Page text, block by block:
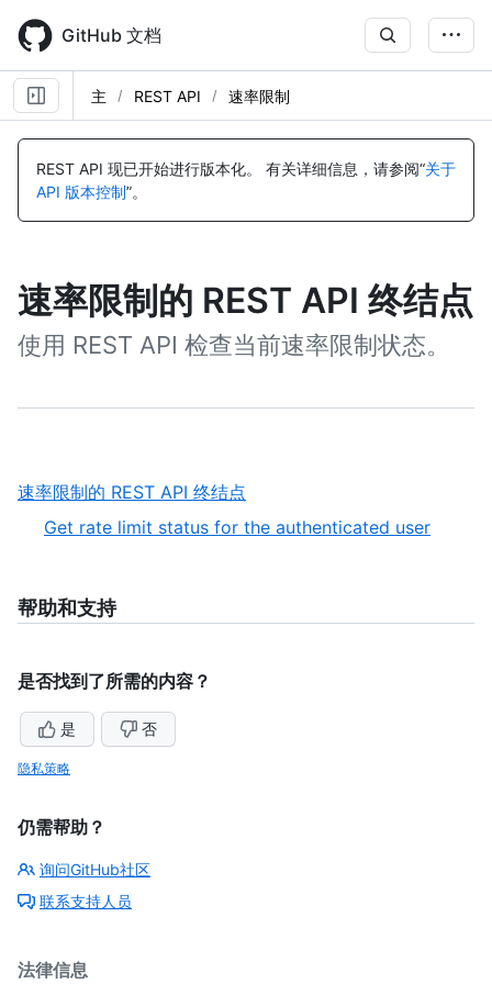
main
content
GitHub 文档
主 REST API 速率限制
REST API 现已开始进行版本化。 有关详细信息，请参阅“关于
API 版本控制”。
速率限制的 REST API 终结点
使用 REST API 检查当前速率限制状态。
速率限制的 REST API 终结点
1
Get rate limit status for the authenticated user,
帮助和支持
是否找到了所需的内容？
是 否
隐私策略
仍需帮助？
询问GitHub社区
联系支持人员
法律信息